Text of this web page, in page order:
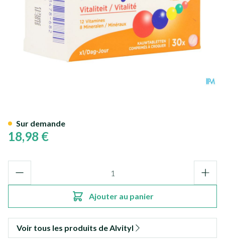
18,98 €
Ajouter au panier
Sur demande
Voir tous les produits de Alvityl